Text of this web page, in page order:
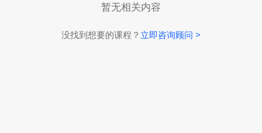
暂无相关内容
没找到想要的课程？ 立即咨询顾问 >